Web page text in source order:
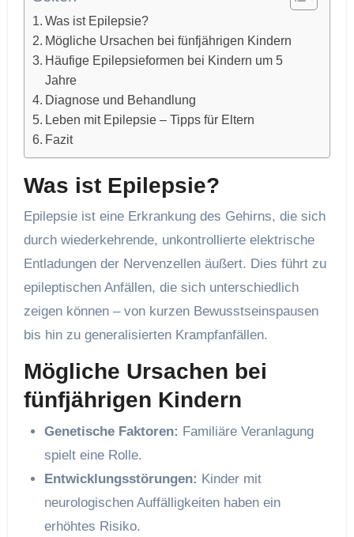
Was ist Epilepsie?
Mögliche Ursachen bei fünfjährigen Kindern
Häufige Epilepsieformen bei Kindern um 5
Jahre
Diagnose und Behandlung
Leben mit Epilepsie – Tipps für Eltern
Fazit
Was ist Epilepsie?
Epilepsie ist eine Erkrankung des Gehirns, die sich
durch wiederkehrende, unkontrollierte elektrische
Entladungen der Nervenzellen äußert. Dies führt zu
epileptischen Anfällen, die sich unterschiedlich
zeigen können – von kurzen Bewusstseinspausen
bis hin zu generalisierten Krampfanfällen.
Mögliche Ursachen bei
fünfjährigen Kindern
Genetische Faktoren: Familiäre Veranlagung
spielt eine Rolle.
Entwicklungsstörungen: Kinder mit
neurologischen Auffälligkeiten haben ein
erhöhtes Risiko.